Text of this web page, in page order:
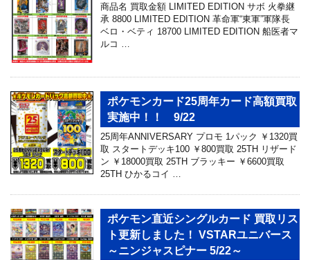
商品名 買取金額 LIMITED EDITION サボ 火拳継
承 8800 LIMITED EDITION 革命軍“東軍”軍隊長
ベロ・ベティ 18700 LIMITED EDITION 船医者マ
ルコ …
ポケモンカード25周年カード高額買取
実施中！！ 9/22
25周年ANNIVERSARY プロモ 1パック ￥1320買
取 スタートデッキ100 ￥800買取 25TH リザード
ン ￥18000買取 25TH ブラッキー ￥6600買取
25TH ひかるコイ …
ポケモン直近シングルカード 買取リス
ト更新しました！ VSTARユニバース
～ニンジャスピナー 5/22～